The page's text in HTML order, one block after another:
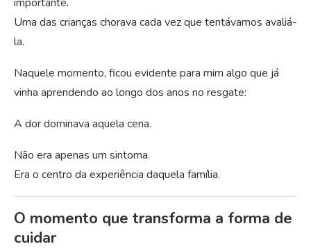
Uma das crianças chorava cada vez que tentávamos avaliá-
la.
Naquele momento, ficou evidente para mim algo que já
vinha aprendendo ao longo dos anos no resgate:
A dor dominava aquela cena.
Não era apenas um sintoma.
Era o centro da experiência daquela família.
O momento que transforma a forma de
cuidar